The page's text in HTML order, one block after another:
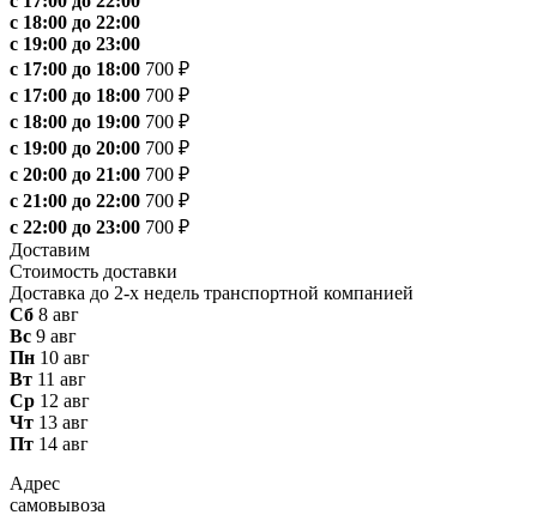
с 18:00 до 22:00
с 19:00 до 23:00
с 17:00 до 18:00 700 ₽
с 17:00 до 18:00 700 ₽
с 18:00 до 19:00 700 ₽
с 19:00 до 20:00 700 ₽
с 20:00 до 21:00 700 ₽
с 21:00 до 22:00 700 ₽
с 22:00 до 23:00 700 ₽
Доставим
Стоимость доставки
Доставка до 2-х недель транспортной компанией
Сб 8 авг
Вс 9 авг
Пн 10 авг
Вт 11 авг
Ср 12 авг
Чт 13 авг
Пт 14 авг
Адрес
самовывоза